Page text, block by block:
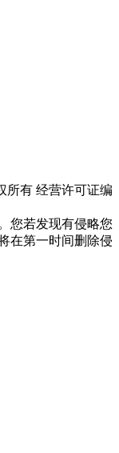
所有 经营许可证编
您若发现有侵略您
在第一时间删除侵